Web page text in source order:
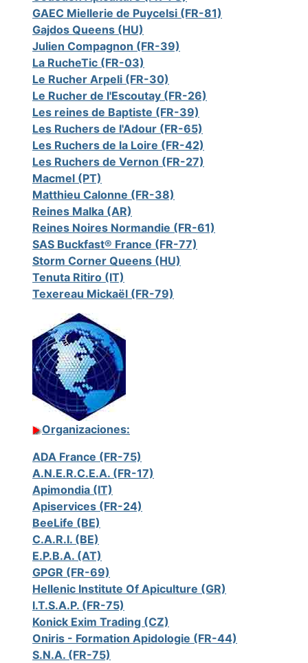
GAEC Miellerie de Puycelsi (FR-81)
Gajdos Queens (HU)
Julien Compagnon (FR-39)
La RucheTic (FR-03)
Le Rucher Arpeli (FR-30)
Le Rucher de l'Escoutay (FR-26)
Les reines de Baptiste (FR-39)
Les Ruchers de l'Adour (FR-65)
Les Ruchers de la Loire (FR-42)
Les Ruchers de Vernon (FR-27)
Macmel (PT)
Matthieu Calonne (FR-38)
Reines Malka (AR)
Reines Noires Normandie (FR-61)
SAS Buckfast® France (FR-77)
Storm Corner Queens (HU)
Tenuta Ritiro (IT)
Texereau Mickaël (FR-79)
Organizaciones:
ADA France (FR-75)
A.N.E.R.C.E.A. (FR-17)
Apimondia (IT)
Apiservices (FR-24)
BeeLife (BE)
C.A.R.I. (BE)
E.P.B.A. (AT)
GPGR (FR-69)
Hellenic Institute Of Apiculture (GR)
I.T.S.A.P. (FR-75)
Konick Exim Trading (CZ)
Oniris - Formation Apidologie (FR-44)
S.N.A. (FR-75)